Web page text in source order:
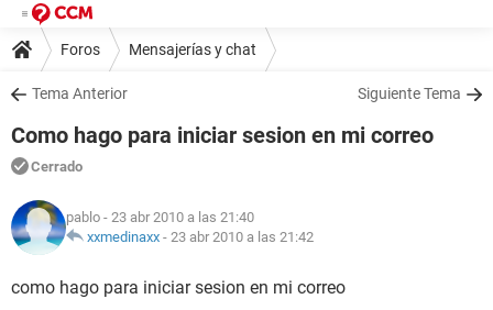
Foros Mensajerías y chat
Tema Anterior Siguiente Tema
Como hago para iniciar sesion en mi correo
Cerrado
pablo - 23 abr 2010 a las 21:40
xxmedinaxx - 23 abr 2010 a las 21:42
como hago para iniciar sesion en mi correo